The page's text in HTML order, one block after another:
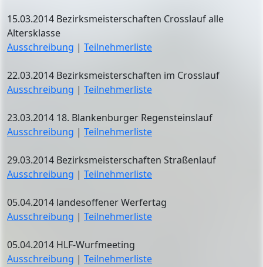
15.03.2014 Bezirksmeisterschaften Crosslauf alle
Altersklasse
Ausschreibung | Teilnehmerliste
22.03.2014 Bezirksmeisterschaften im Crosslauf
Ausschreibung | Teilnehmerliste
23.03.2014 18. Blankenburger Regensteinslauf
Ausschreibung | Teilnehmerliste
29.03.2014 Bezirksmeisterschaften Straßenlauf
Ausschreibung | Teilnehmerliste
05.04.2014 landesoffener Werfertag
Ausschreibung | Teilnehmerliste
05.04.2014 HLF-Wurfmeeting
Ausschreibung | Teilnehmerliste